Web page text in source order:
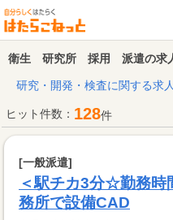
衛生 研究所 採用 派遣の求
研究・開発・検査に関する求
ヒット件数： 128件
[一般派遣]
＜駅チカ3分☆勤務時
務所で設備CAD